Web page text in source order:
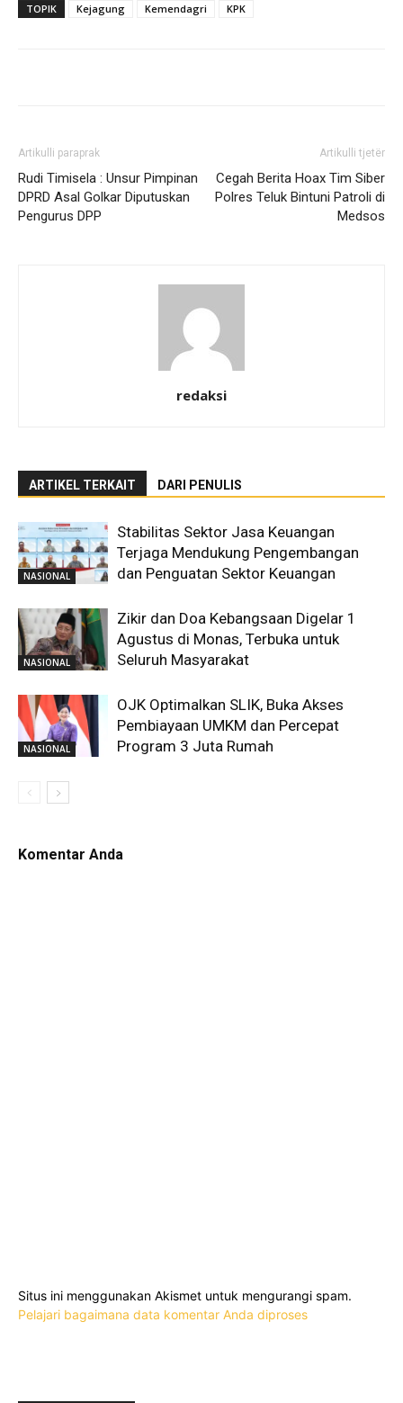
TOPIK Kejagung Kemendagri KPK
Artikulli paraprak
Rudi Timisela : Unsur Pimpinan
DPRD Asal Golkar Diputuskan
Pengurus DPP
Artikulli tjetër
Cegah Berita Hoax Tim Siber
Polres Teluk Bintuni Patroli di
Medsos
redaksi
ARTIKEL TERKAIT DARI PENULIS
NASIONAL
Stabilitas Sektor Jasa Keuangan
Terjaga Mendukung Pengembangan
dan Penguatan Sektor Keuangan
NASIONAL
Zikir dan Doa Kebangsaan Digelar 1
Agustus di Monas, Terbuka untuk
Seluruh Masyarakat
NASIONAL
OJK Optimalkan SLIK, Buka Akses
Pembiayaan UMKM dan Percepat
Program 3 Juta Rumah
Komentar Anda
Situs ini menggunakan Akismet untuk mengurangi spam.
Pelajari bagaimana data komentar Anda diproses